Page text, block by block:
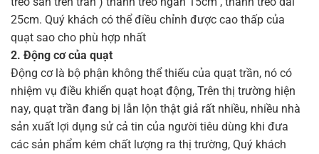
25cm. Quý khách có thể điều chỉnh được cao thấp của
quạt sao cho phù hợp nhất
2. Động cơ của quạt
Động cơ là bộ phận không thể thiếu của quạt trần, nó có
nhiệm vụ điều khiển quạt hoạt động, Trên thị trường hiện
nay, quạt trần đang bị lẫn lộn thật giả rất nhiều, nhiều nhà
sản xuất lợi dụng sử cả tin của người tiêu dùng khi đưa
các sản phẩm kém chất lượng ra thị trường, Quý khách